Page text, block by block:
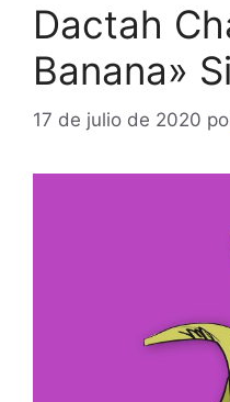
Dactah
Banana»
17 de julio de 2020